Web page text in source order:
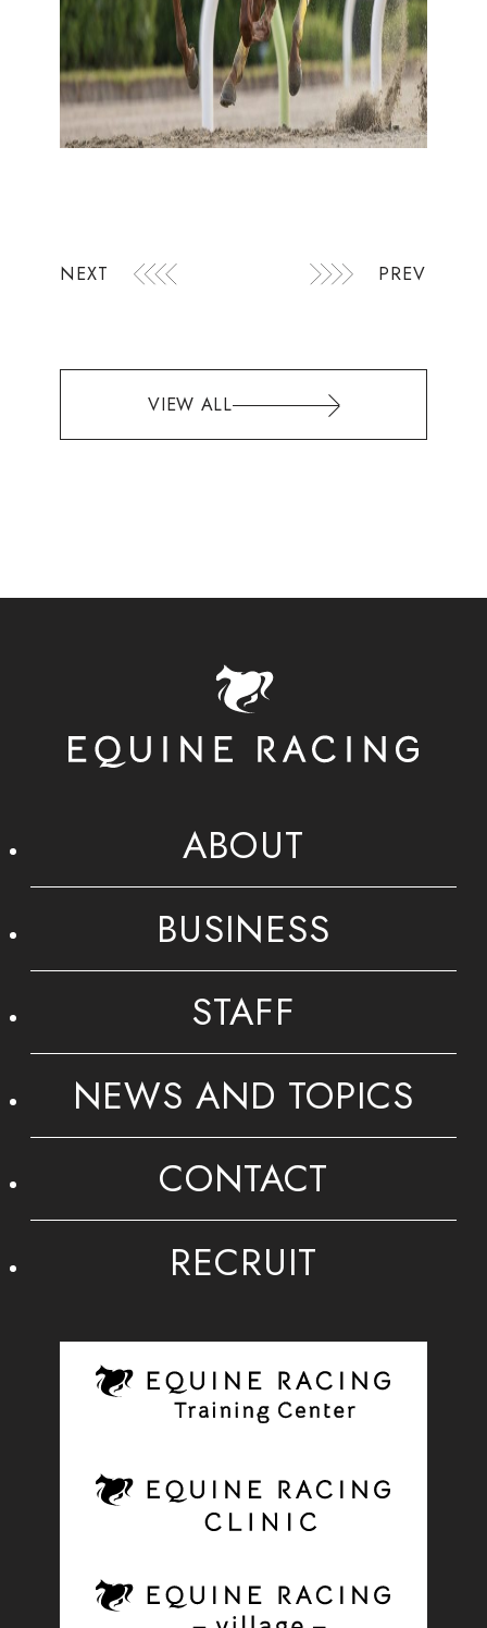
NEXT PREV
VIEW ALL
ABOUT
BUSINESS
STAFF
NEWS AND TOPICS
CONTACT
RECRUIT